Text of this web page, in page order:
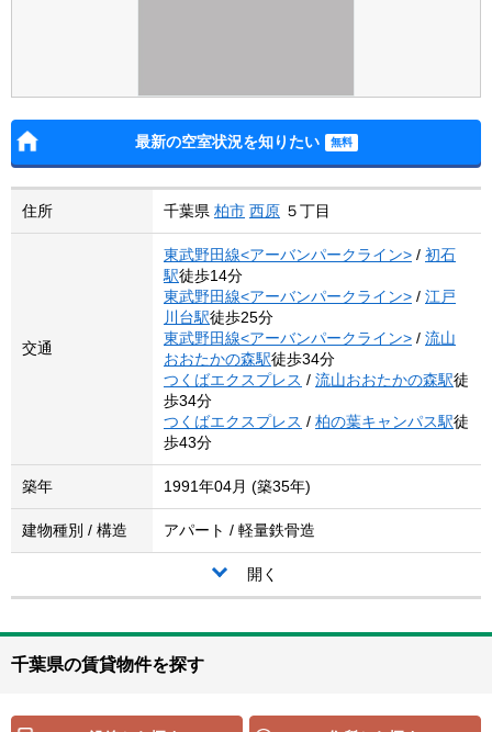
最新の空室状況を知りたい
住所 千葉県 柏市 西原 ５丁目
交通
東武野田線<アーバンパークライン> / 初石
駅徒歩14分
東武野田線<アーバンパークライン> / 江戸
川台駅徒歩25分
東武野田線<アーバンパークライン> / 流山
おおたかの森駅徒歩34分
つくばエクスプレス / 流山おおたかの森駅徒
歩34分
つくばエクスプレス / 柏の葉キャンパス駅徒
歩43分
築年 1991年04月 (築35年)
建物種別 / 構造 アパート / 軽量鉄骨造
開く
千葉県の賃貸物件を探す